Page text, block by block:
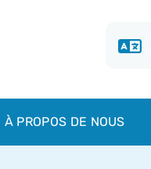
À PROPOS DE NOUS